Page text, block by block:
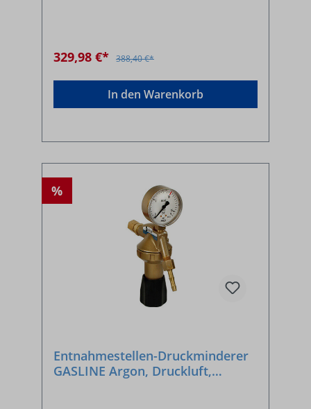
329,98 €* 388,40 €*
In den Warenkorb
%
Entnahmestellen-Druckminderer
GASLINE Argon, Druckluft,